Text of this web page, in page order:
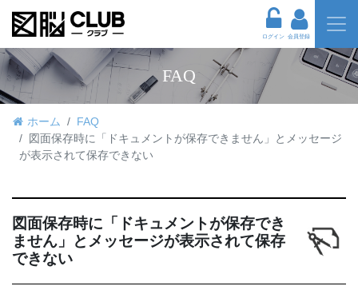
ログイン 会員登録
FAQ
ホーム
FAQ
図面保存時に「ドキュメントが保存できません」とメッセージ
が表示されて保存できない
図面保存時に「ドキュメントが保存でき
ません」とメッセージが表示されて保存
できない